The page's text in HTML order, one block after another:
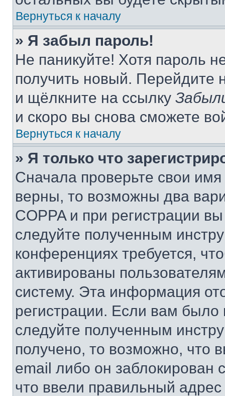
Вернуться к началу
» Я забыл пароль!
Не паникуйте! Хотя пароль
получить новый. Перейдите
и щёлкните на ссылку
и скоро вы снова сможете
Вернуться к началу
» Я только что
Сначала проверьте свои
верны, то возможны два
COPPA и при регистрации
следуйте полученным
конференциях требуется,
активированы
систему. Эта информация
регистрации. Если вам
следуйте полученным
получено, то возможно, что
email либо он
что ввели правильный адрес